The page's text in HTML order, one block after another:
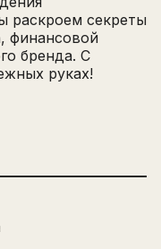
раскроем секреты
финансовой
бренда. С
руках!